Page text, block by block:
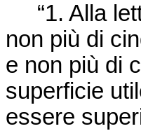
“1. Alla
non più di
e non più di
superficie
essere